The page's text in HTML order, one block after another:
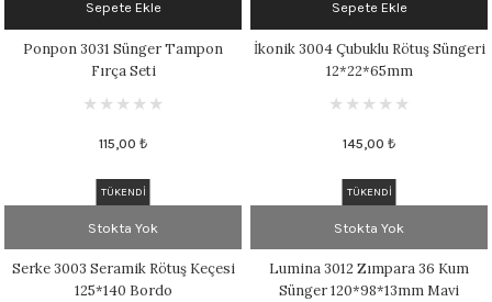
Sepete Ekle
Ponpon 3031 Sünger Tampon
Fırça Seti
115,00 ₺
Sepete Ekle
İkonik 3004 Çubuklu Rötuş Süngeri
12*22*65mm
145,00 ₺
TÜKENDİ
Stokta Yok
Serke 3003 Seramik Rötuş Keçesi
125*140 Bordo
TÜKENDİ
Stokta Yok
Lumina 3012 Zımpara 36 Kum
Sünger 120*98*13mm Mavi